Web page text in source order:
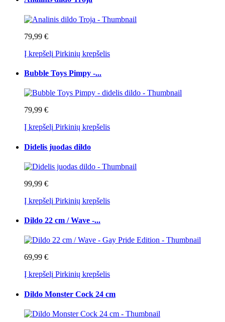
79,99 €
Į krepšelį Pirkinių krepšelis
Bubble Toys Pimpy -...
79,99 €
Į krepšelį Pirkinių krepšelis
Didelis juodas dildo
99,99 €
Į krepšelį Pirkinių krepšelis
Dildo 22 cm / Wave -...
69,99 €
Į krepšelį Pirkinių krepšelis
Dildo Monster Cock 24 cm